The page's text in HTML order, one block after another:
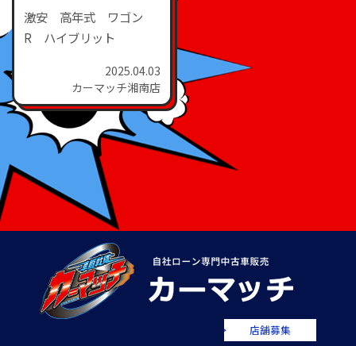
激安 高年式 ワゴン
R ハイブリット
2025.04.03
カーマッチ湘南店
店舗募集